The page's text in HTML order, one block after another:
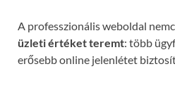
A professzionális weboldal
üzleti értéket teremt: több
erősebb online jelenlétet